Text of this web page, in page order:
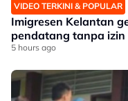
VIDEO TERKINI & POPULAR
Imigresen Kelantan
pendatang tanpa izin
5 hours ago